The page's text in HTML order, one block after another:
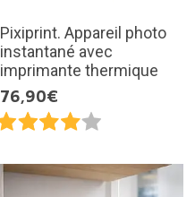
Pixiprint. Appareil photo
instantané avec
imprimante thermique
76,90€